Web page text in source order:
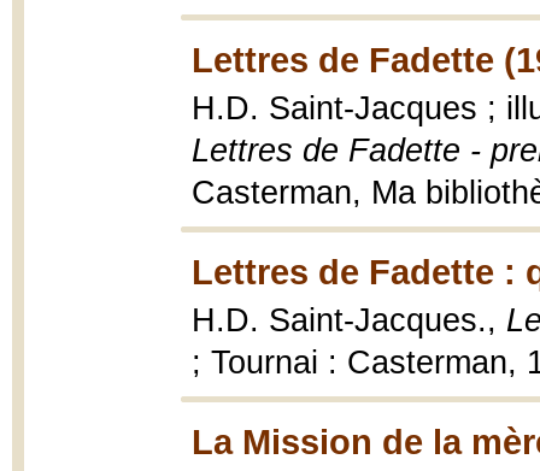
Lettres de Fadette
H.D. Saint-Jacques ;
Lettres de Fadette -
Casterman, Ma
Lettres de Fadette :
H.D. Saint-Jacques.,
; Tournai : Casterman,
La Mission de la